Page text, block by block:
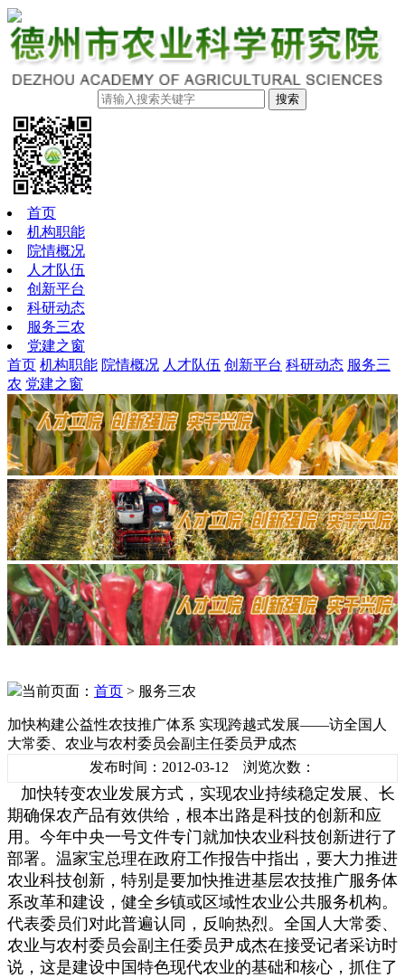
搜索
首页
机构职能
院情概况
人才队伍
创新平台
科研动态
服务三农
党建之窗
首页 机构职能 院情概况 人才队伍 创新平台 科研动态 服务三
农 党建之窗
当前页面： 首页 > 服务三农
加快构建公益性农技推广体系 实现跨越式发展——访全国人
大常委、农业与农村委员会副主任委员尹成杰
发布时间：2012-03-12 浏览次数：
加快转变农业发展方式，实现农业持续稳定发展、长
期确保农产品有效供给，根本出路是科技的创新和应
用。今年中央一号文件专门就加快农业科技创新进行了
部署。温家宝总理在政府工作报告中指出，要大力推进
农业科技创新，特别是要加快推进基层农技推广服务体
系改革和建设，健全乡镇或区域性农业公共服务机构。
代表委员们对此普遍认同，反响热烈。全国人大常委、
农业与农村委员会副主任委员尹成杰在接受记者采访时
说，这是建设中国特色现代农业的基础和核心，抓住了